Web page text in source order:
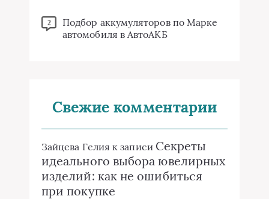
2
Подбор аккумуляторов по Марке
автомобиля в АвтоАКБ
Свежие комментарии
Зайцева Гелия к записи Секреты
идеального выбора ювелирных
изделий: как не ошибиться
при покупке